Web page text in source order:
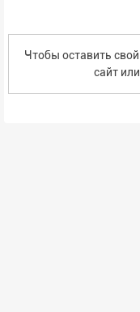
Чтобы оставить
сайт или